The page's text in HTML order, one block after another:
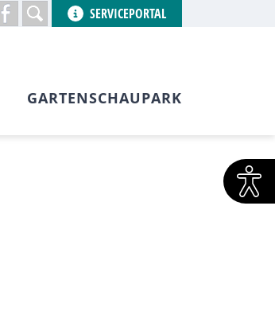
SERVICEPORTAL
GARTENSCHAUPARK